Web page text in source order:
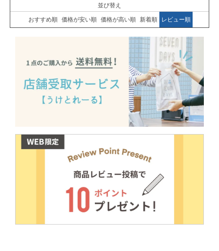
並び替え
おすすめ順 価格が安い順 価格が高い順 新着順 レビュー順